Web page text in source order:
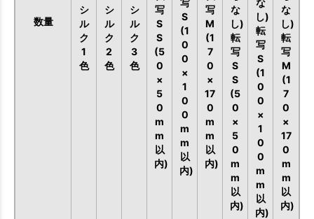
数量
シ
ル
ク
1
色
シ
ル
ク
2
色
シ
ル
ク
3
色
写
S
S
(5
0
×
5
0
m
m
以
内)
S
(1
0
0
×
1
0
0
m
m
以
内)
写
M
(1
7
0
×
17
0
m
m
以
内)
な
し)
転
写
S
S
(5
0
×
5
0
m
m
以
内)
し)
転
写
S
(1
0
0
×
1
0
0
m
m
以
内)
な
し)
転
写
M
(1
7
0
×
17
0
m
m
以
内)